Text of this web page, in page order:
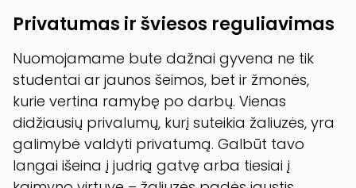
Privatumas ir šviesos reguliavimas
Nuomojamame bute dažnai gyvena ne tik
studentai ar jaunos šeimos, bet ir žmonės,
kurie vertina ramybę po darbų. Vienas
didžiausių privalumų, kurį suteikia žaliuzės, yra
galimybė valdyti privatumą. Galbūt tavo
langai išeina į judrią gatvę arba tiesiai į